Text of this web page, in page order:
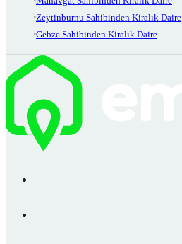
Zeytinburnu Sahibinden Kiralık Daire
Gebze Sahibinden Kiralık Daire